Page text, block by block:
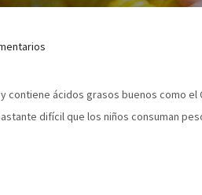
ácidos grasos buenos como
difícil que los niños consuman